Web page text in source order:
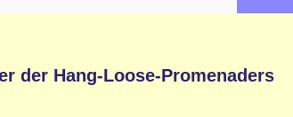
der Hang-Loose-Promenaders